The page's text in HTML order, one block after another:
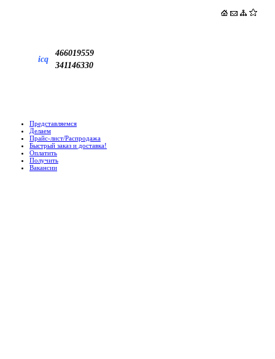
icq
466019559
341146330
Представляемся
Делаем
Прайс-лист/Распродажа
Быстрый заказ и доставка!
Оплатить
Получить
Вакансии